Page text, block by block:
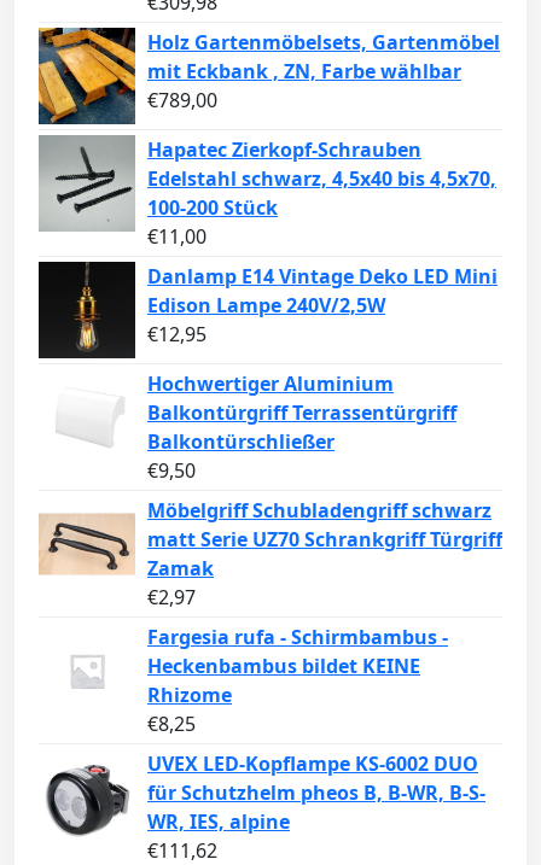
Holz Gartenmöbelsets, Gartenmöbel
mit Eckbank , ZN, Farbe wählbar
€789,00
Hapatec Zierkopf-Schrauben
Edelstahl schwarz, 4,5x40 bis 4,5x70,
100-200 Stück
€11,00
Danlamp E14 Vintage Deko LED Mini
Edison Lampe 240V/2,5W
€12,95
Hochwertiger Aluminium
Balkontürgriff Terrassentürgriff
Balkontürschließer
€9,50
Möbelgriff Schubladengriff schwarz
matt Serie UZ70 Schrankgriff Türgriff
Zamak
€2,97
Fargesia rufa - Schirmbambus -
Heckenbambus bildet KEINE
Rhizome
€8,25
UVEX LED-Kopflampe KS-6002 DUO
für Schutzhelm pheos B, B-WR, B-S-
WR, IES, alpine
€111,62